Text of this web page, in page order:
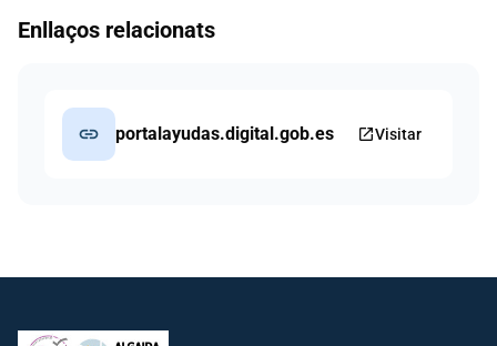
Enllaços relacionats
link portalayudas.digital.gob.es open_in_newVisitar